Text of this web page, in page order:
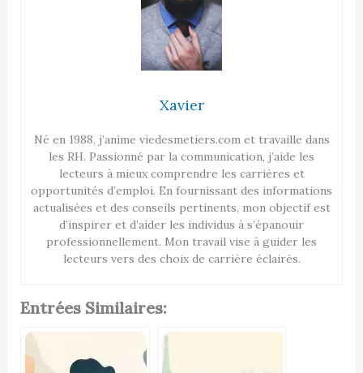
Xavier
Né en 1988, j’anime viedesmetiers.com et travaille dans
les RH. Passionné par la communication, j’aide les
lecteurs à mieux comprendre les carrières et
opportunités d’emploi. En fournissant des informations
actualisées et des conseils pertinents, mon objectif est
d’inspirer et d’aider les individus à s’épanouir
professionnellement. Mon travail vise à guider les
lecteurs vers des choix de carrière éclairés.
Entrées Similaires: